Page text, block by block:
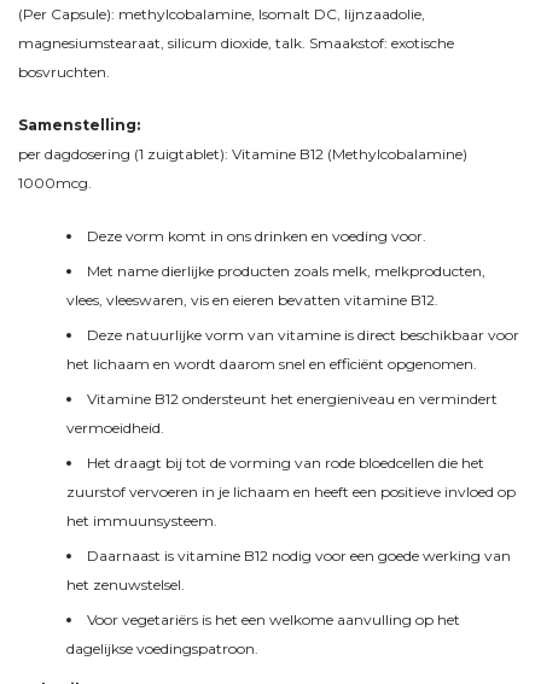
(Per Capsule): methylcobalamine, Isomalt DC, lijnzaadolie,
magnesiumstearaat, silicum dioxide, talk. Smaakstof: exotische
bosvruchten
Samenstelling:
per dagdosering (1 zuigtablet): Vitamine B12 (Methylcobalamine)
1000mcg.
Deze vorm komt in ons drinken en voeding voor.
Met name dierlijke producten zoals melk, melkproducten,
vlees, vleeswaren, vis en eieren bevatten vitamine B12.
Deze natuurlijke vorm van vitamine is direct beschikbaar voor
het lichaam en wordt daarom snel en efficiënt opgenomen.
Vitamine B12 ondersteunt het energieniveau en vermindert
vermoeidheid.
Het draagt bij tot de vorming van rode bloedcellen die het
zuurstof vervoeren in je lichaam en heeft een positieve invloed op
het immuunsysteem.
Daarnaast is vitamine B12 nodig voor een goede werking van
het zenuwstelsel.
Voor vegetariërs is het een welkome aanvulling op het
dagelijkse voedingspatroon.